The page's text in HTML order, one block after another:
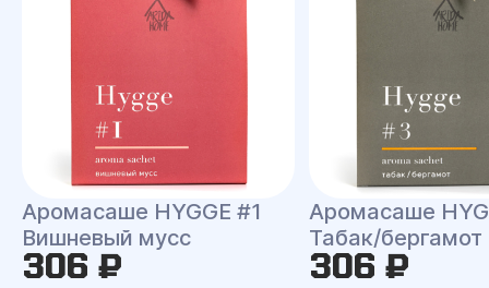
Аромасаше HYGGE #1
Вишневый мусс
306 ₽
Аромасаше
Табак/бергамот
306 ₽